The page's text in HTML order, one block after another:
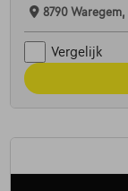
8790 Waregem,
Vergelijk